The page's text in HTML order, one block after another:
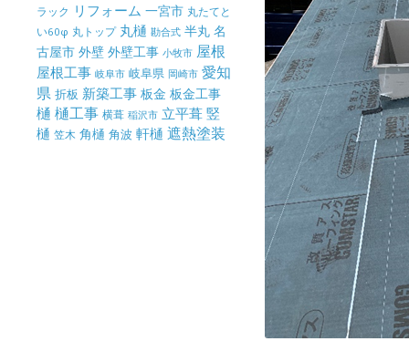
ラック リフォーム 一宮市 丸たてと
い60φ 丸トップ 丸樋 勘合式 半丸 名
古屋市 外壁 外壁工事 小牧市 屋根
屋根工事 岐阜市 岐阜県 岡崎市 愛知
県 折板 新築工事 板金 板金工事
樋 樋工事 横葺 稲沢市 立平葺 竪
樋 笠木 角樋 角波 軒樋 遮熱塗装